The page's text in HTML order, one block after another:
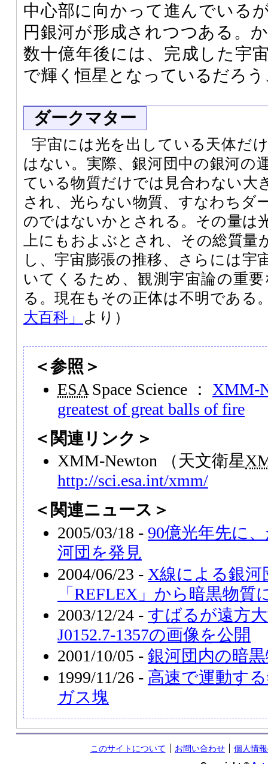
中心部に向かって進んでいる
円銀河が形成されつつある。
数十億年後には、完成した宇
で輝く恒星となっているだろ
ダークマター
宇宙には光を出している天体だ
はない。実際、銀河団中の銀河の
ている物質だけでは見合わない大
され、光らない物質、すなわちダ
のではないかとされる。その量は
上にもおよぶとされ、その総質量
し、宇宙膨張の推移、さらには宇
いてくるため、観測宇宙論の重
る。現在もその正体は不明である
大百科」
より）
＜参照＞
ESA Space Science ： XMM-
greatest of great balls of fire
＜関連リンク＞
XMM-Newton （天文衛星
http://sci.esa.int/xmm/
＜関連ニュース＞
2005/03/18 - 90億光年先に
河団を発見
2004/06/23 - X線による銀河
「REFLEX」から暗黒物質
2003/12/24 - すばるが遠方
J0152.7-1357の画像を公開
2001/10/05 - 銀河団内の暗
1999/11/26 - 高速で運動す
ガス塊
このサイトについて お問い合わせ
個人情